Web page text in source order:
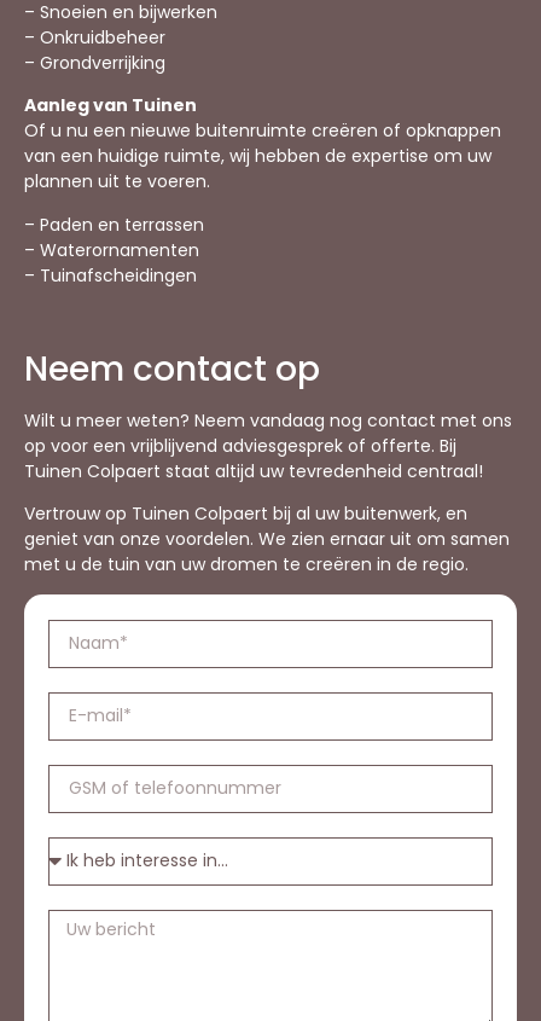
– Snoeien en bijwerken
– Onkruidbeheer
– Grondverrijking
Aanleg van Tuinen
Of u nu een nieuwe buitenruimte creëren of opknappen
van een huidige ruimte, wij hebben de expertise om uw
plannen uit te voeren.
– Paden en terrassen
– Waterornamenten
– Tuinafscheidingen
Neem contact op
Wilt u meer weten? Neem vandaag nog contact met ons
op voor een vrijblijvend adviesgesprek of offerte. Bij
Tuinen Colpaert staat altijd uw tevredenheid centraal!
Vertrouw op Tuinen Colpaert bij al uw buitenwerk, en
geniet van onze voordelen. We zien ernaar uit om samen
met u de tuin van uw dromen te creëren in de regio.